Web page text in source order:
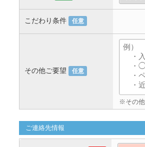
こだわり条件 任意
その他ご要望 任意
※その他
ご連絡先情報